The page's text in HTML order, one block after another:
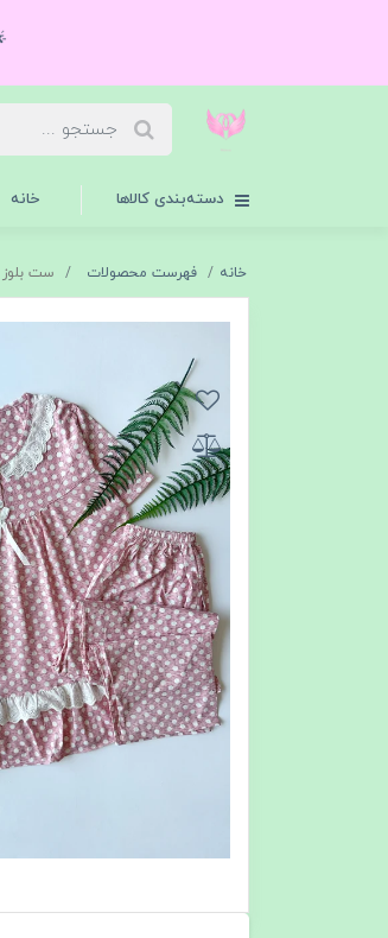
دسته‌بندی کالاها خانه
خانه فهرست محصولات ست بلوز